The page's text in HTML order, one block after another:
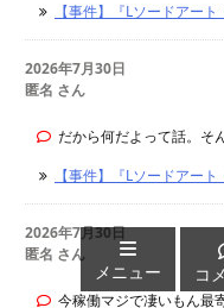
【事件】『Lソードアー
2026年7月30日
匿名 さん
だから何だよって話。そ
【事件】『Lソードアー
2026年7月30日
匿名 さん
今稼働マジで凄いもん最
メニュー コ